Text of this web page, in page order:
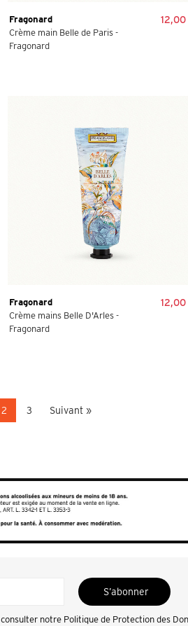
Fragonard
Crème main Belle de Paris -
Fragonard
12,00
Fragonard
Crème mains Belle D'Arles -
Fragonard
12,00
2 3 Suivant »
S’abonner
notre Politique de Protection des